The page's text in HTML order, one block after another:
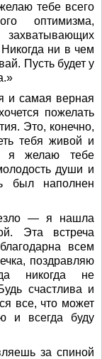
тебе всего
оптимизма,
захватывающих
ни в чем
Пусть будет у
и самая верная
пожелать
Это, конечно,
тебя живой и
я желаю тебе
души и
был наполнен
— я нашла
Эта встреча
всем
поздравляю
никогда не
счастлива и
все, что может
и всегда буду
за спиной